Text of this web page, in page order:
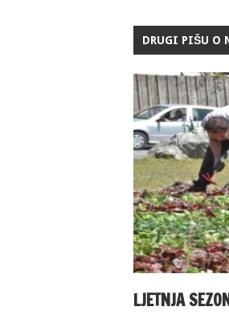
DRUGI PIŠU O
LJETNJA